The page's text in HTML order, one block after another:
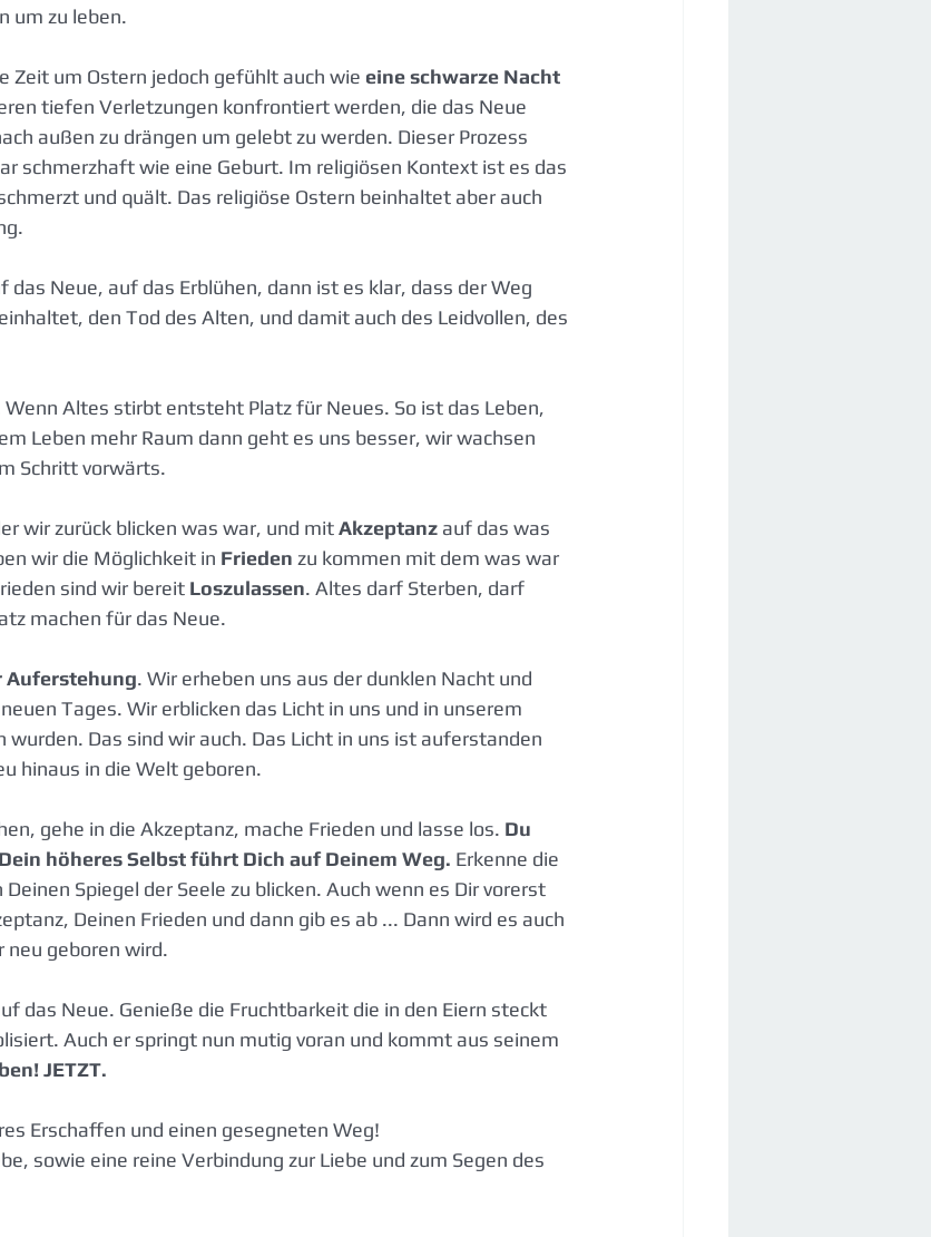
um zu leben.
Zeit um Ostern jedoch gefühlt auch wie eine schwarze Nacht
tiefen Verletzungen konfrontiert werden, die das Neue
außen zu drängen um gelebt zu werden. Dieser Prozess
schmerzhaft wie eine Geburt. Im religiösen Kontext ist es das
und quält. Das religiöse Ostern beinhaltet aber auch
das Neue, auf das Erblühen, dann ist es klar, dass der Weg
den Tod des Alten, und damit auch des Leidvollen, des
Wenn Altes stirbt entsteht Platz für Neues. So ist das Leben,
Leben mehr Raum dann geht es uns besser, wir wachsen
Schritt vorwärts.
wir zurück blicken was war, und mit Akzeptanz auf das was
wir die Möglichkeit in Frieden zu kommen mit dem was war
sind wir bereit Loszulassen. Altes darf Sterben, darf
machen für das Neue.
Auferstehung. Wir erheben uns aus der dunklen Nacht und
Tages. Wir erblicken das Licht in uns und in unserem
wurden. Das sind wir auch. Das Licht in uns ist auferstanden
hinaus in die Welt geboren.
gehe in die Akzeptanz, mache Frieden und lasse los. Du
höheres Selbst führt Dich auf Deinem Weg. Erkenne die
Spiegel der Seele zu blicken. Auch wenn es Dir vorerst
Deinen Frieden und dann gib es ab ... Dann wird es auch
neu geboren wird.
das Neue. Genieße die Fruchtbarkeit die in den Eiern steckt
Auch er springt nun mutig voran und kommt aus seinem
JETZT.
Erschaffen und einen gesegneten Weg!
sowie eine reine Verbindung zur Liebe und zum Segen des